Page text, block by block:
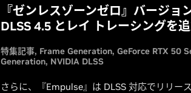
『ゼンレスゾーンゼロ』バージョ
DLSS 4.5 とレイ トレーシングを
特集記事 Frame Generation GeForce RTX 50
Generation NVIDIA DLSS
さらに、『Empulse』は DLSS 対応でリリー